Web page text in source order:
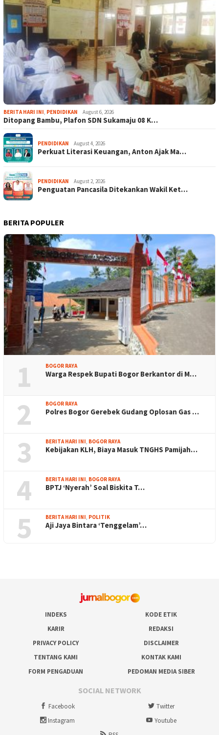
BERITA HARI INI, PENDIDIKAN August 6, 2026
Ditopang Bambu, Plafon SDN Sukamaju 08 K…
PENDIDIKAN August 4, 2026
Perkuat Literasi Keuangan, Anton Ajak Ma…
PENDIDIKAN August 2, 2026
Penguatan Pancasila Ditekankan Wakil Ket…
BERITA POPULER
1 BOGOR RAYA
Warga Respek Bupati Bogor Berkantor di M…
2 BOGOR RAYA
Polres Bogor Gerebek Gudang Oplosan Gas …
3 BERITA HARI INI, BOGOR RAYA
Kebijakan KLH, Biaya Masuk TNGHS Pamijah…
4 BERITA HARI INI, BOGOR RAYA
BPTJ ‘Nyerah’ Soal Biskita T…
5 BERITA HARI INI, POLITIK
Aji Jaya Bintara ‘Tenggelam’…
INDEKS
KODE ETIK
KARIR
REDAKSI
PRIVACY POLICY
DISCLAIMER
TENTANG KAMI
KONTAK KAMI
FORM PENGADUAN
PEDOMAN MEDIA SIBER
SOCIAL NETWORK
Facebook
Twitter
Instagram
Youtube